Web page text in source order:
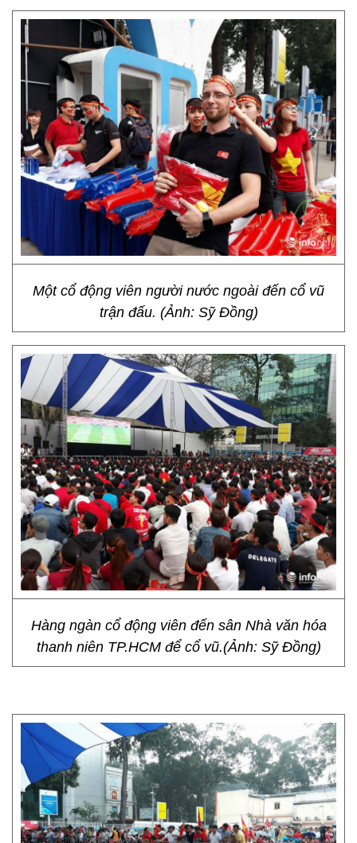
Một cổ động viên người nước ngoài đến cổ vũ
trận đấu. (Ảnh: Sỹ Đồng)
Hàng ngàn cổ động viên đến sân Nhà văn hóa
thanh niên TP.HCM để cổ vũ.(Ảnh: Sỹ Đồng)